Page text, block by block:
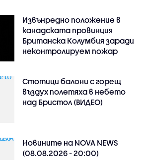
Извънредно положение в
канадската провинция
Британска Колумбия заради
неконтролируем пожар
Стотици балони с горещ
въздух полетяха в небето
над Бристол (ВИДЕО)
Новините на NOVA NEWS
(08.08.2026 - 20:00)